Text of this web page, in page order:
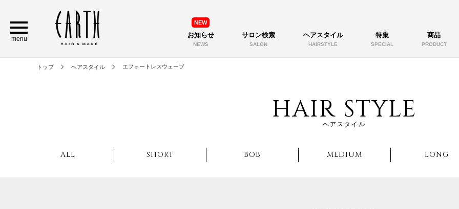
NEW
お知らせ
NEWS
サロン検索
SALON
ヘアスタイル
HAIRSTYLE
特集
SPECIAL
商品
PRODUCT
menu
トップ ヘアスタイル エフォートレスウェーブ
HAIR STYLE
ヘアスタイル
ALL SHORT BOB MEDIUM LONG